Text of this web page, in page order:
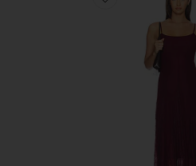
Favorite ПЛАТЬЕ VITA